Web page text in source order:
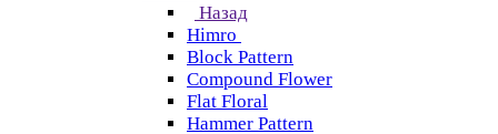
Назад
Himro
Block Pattern
Compound Flower
Flat Floral
Hammer Pattern